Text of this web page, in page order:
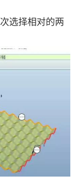
选择相对的两